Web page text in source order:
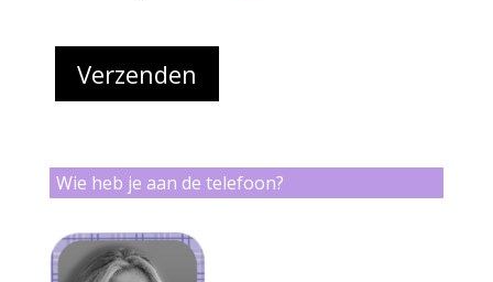
Wie heb je aan de telefoon?